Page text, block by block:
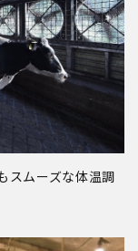
スムーズな体温調